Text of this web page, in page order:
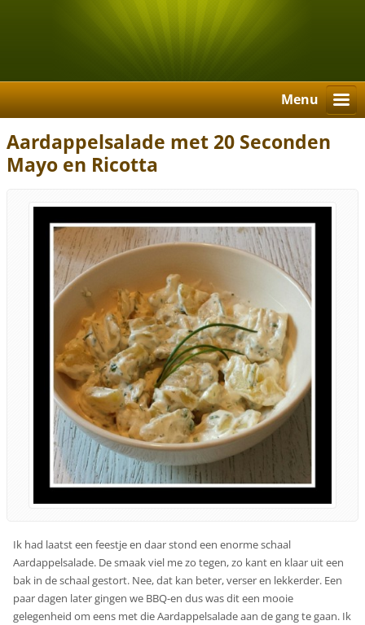
Menu
Aardappelsalade met 20 Seconden
Mayo en Ricotta
Ik had laatst een feestje en daar stond een enorme schaal
Aardappelsalade. De smaak viel me zo tegen, zo kant en klaar uit een
bak in de schaal gestort. Nee, dat kan beter, verser en lekkerder. Een
paar dagen later gingen we BBQ-en dus was dit een mooie
gelegenheid om eens met die Aardappelsalade aan de gang te gaan. Ik